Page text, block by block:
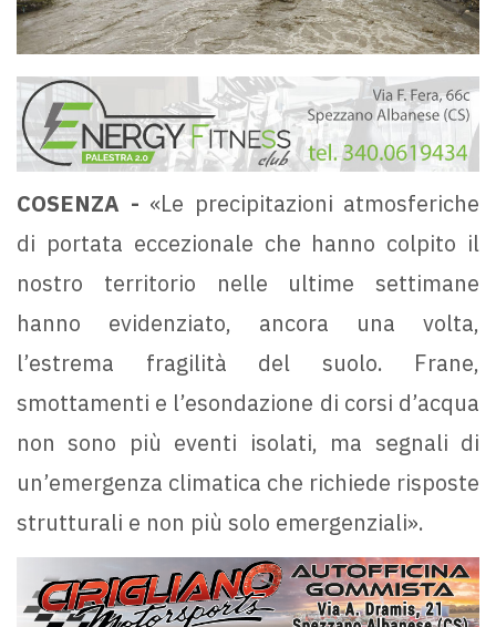
COSENZA - «Le precipitazioni atmosferiche
di portata eccezionale che hanno colpito il
nostro territorio nelle ultime settimane
hanno evidenziato, ancora una volta,
l’estrema fragilità del suolo. Frane,
smottamenti e l’esondazione di corsi d’acqua
non sono più eventi isolati, ma segnali di
un’emergenza climatica che richiede risposte
strutturali e non più solo emergenziali».